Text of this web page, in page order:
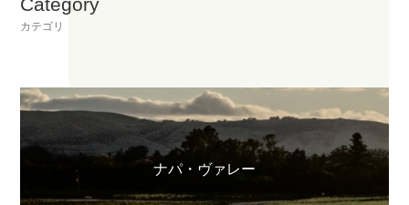
Category
カテゴリ
ナパ・ヴァレー